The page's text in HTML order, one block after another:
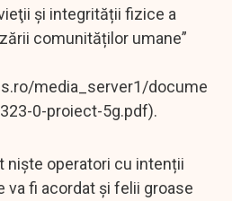
şi integrității fizice a
comunităților umane”
media_server1/docume
0-proiect-5g.pdf).
niște operatori cu intenții
va fi acordat și felii groase